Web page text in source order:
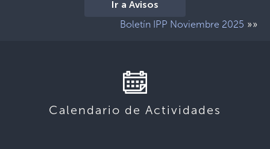
Ir a Avisos
Boletín IPP Noviembre 2025 »»
Calendario de Actividades